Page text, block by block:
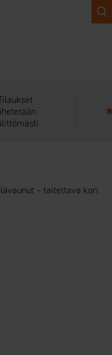
– taitettava kori